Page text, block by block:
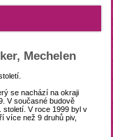
Mechelen
se nachází na okraji
V současné budově
století. V roce 1999 byl v
více než 9 druhů piv,